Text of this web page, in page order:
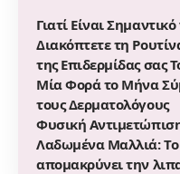
Γιατί Είναι
Διακόπτετε τη
της Επιδερμίδας σας
Μία Φορά το Μήνα
τους Δερματολόγους
Φυσική
Λαδωμένα Μαλλιά:
απομακρύνει την